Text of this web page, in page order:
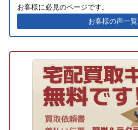
お客様に必見のページです。
お客様の声一覧